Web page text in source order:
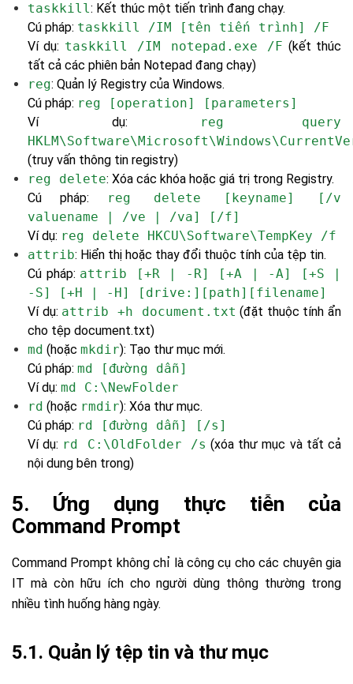
taskkill: Kết thúc một tiến trình đang chạy.
Cú pháp: taskkill /IM [tên tiến trình] /F
Ví dụ: taskkill /IM notepad.exe /F (kết thúc
tất cả các phiên bản Notepad đang chạy)
reg: Quản lý Registry của Windows.
Cú pháp: reg [operation] [parameters]
Ví dụ: reg query
(truy vấn thông tin registry)
reg delete: Xóa các khóa hoặc giá trị trong Registry.
Cú pháp:
reg delete [keyname] [/v
valuename | /ve | /va] [/f]
Ví dụ: reg delete HKCU\Software\TempKey /f
attrib: Hiển thị hoặc thay đổi thuộc tính của tệp tin.
Cú pháp: attrib [+R | -R] [+A | -A] [+S |
-S] [+H | -H] [drive:][path][filename]
Ví dụ: attrib +h document.txt (đặt thuộc tính ẩn
cho tệp document.txt)
md (hoặc mkdir): Tạo thư mục mới.
Cú pháp: md [đường dẫn]
Ví dụ: md C:\NewFolder
rd (hoặc rmdir): Xóa thư mục.
Cú pháp: rd [đường dẫn] [/s]
Ví dụ: rd C:\OldFolder /s (xóa thư mục và tất cả
nội dung bên trong)
5. Ứng dụng thực tiễn của
Command Prompt
Command Prompt không chỉ là công cụ cho các chuyên gia
IT mà còn hữu ích cho người dùng thông thường trong
nhiều tình huống hàng ngày.
5.1. Quản lý tệp tin và thư mục